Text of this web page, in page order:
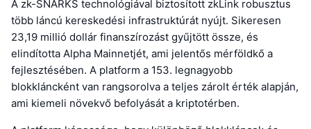
A zk-SNARKS technológiával biztosított zkLink robusztus
több láncú kereskedési infrastruktúrát nyújt. Sikeresen
23,19 millió dollár finanszírozást gyűjtött össze, és
elindította Alpha Mainnetjét, ami jelentős mérföldkő a
fejlesztésében. A platform a 153. legnagyobb
blokkláncként van rangsorolva a teljes zárolt érték alapján,
ami kiemeli növekvő befolyását a kriptotérben.